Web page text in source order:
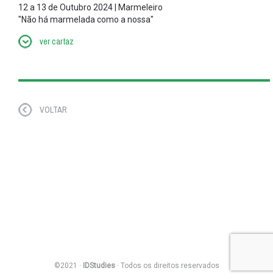
12 a 13 de Outubro 2024 | Marmeleiro
"Não há marmelada como a nossa"
ver cartaz
VOLTAR
©2021 · IDStudies· Todos os direitos reservados